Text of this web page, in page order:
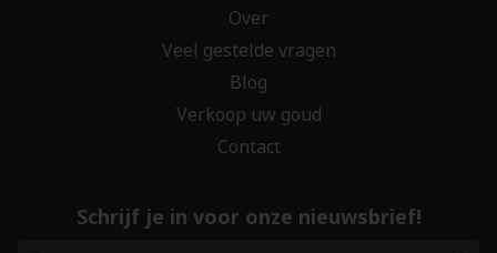
Over
Veel gestelde vragen
Blog
Verkoop uw goud
Contact
Schrijf je in voor onze nieuwsbrief!